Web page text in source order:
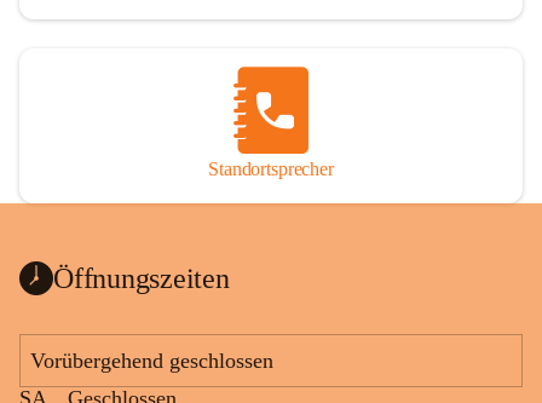
Standortsprecher
Öffnungszeiten
Vorübergehend geschlossen
SA
Geschlossen